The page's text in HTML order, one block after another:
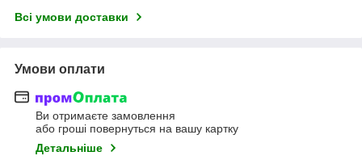
Всі умови доставки
Умови оплати
Ви отримаєте замовлення
або гроші повернуться на вашу картку
Детальніше